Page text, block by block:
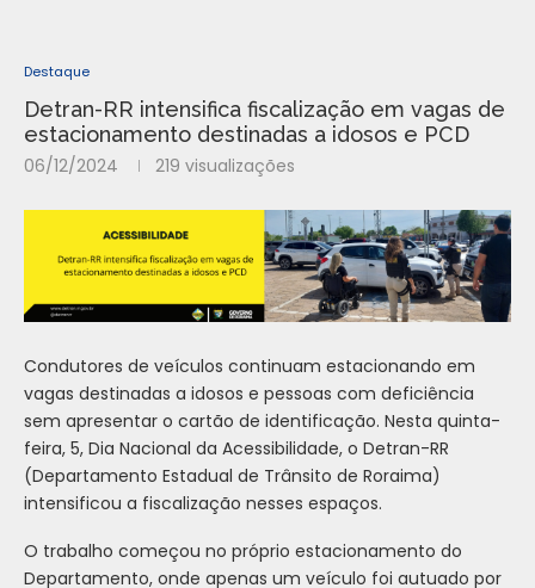
Destaque
Detran-RR intensifica fiscalização em vagas de
estacionamento destinadas a idosos e PCD
06/12/2024 219 visualizações
Condutores de veículos continuam estacionando em
vagas destinadas a idosos e pessoas com deficiência
sem apresentar o cartão de identificação. Nesta quinta-
feira, 5, Dia Nacional da Acessibilidade, o Detran-RR
(Departamento Estadual de Trânsito de Roraima)
intensificou a fiscalização nesses espaços.
O trabalho começou no próprio estacionamento do
Departamento, onde apenas um veículo foi autuado por